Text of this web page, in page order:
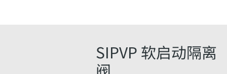
SIPVP 软启动隔离